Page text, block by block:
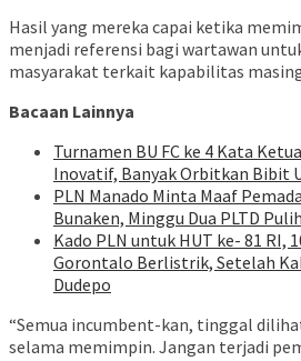
Hasil yang mereka capai ketika
menjadi referensi bagi wartawan
masyarakat terkait kapabilitas
Bacaan Lainnya
Turnamen BU FC ke 4 Kata
Inovatif, Banyak Orbitkan Bibit
PLN Manado Minta Maaf
Bunaken, Minggu Dua PLTD
Kado PLN untuk HUT ke- 81 RI,
Gorontalo Berlistrik, Setelah
Dudepo
“Semua incumbent-kan, tinggal
selama memimpin. Jangan terjadi